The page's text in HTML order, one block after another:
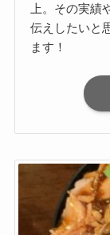
上。その実績
伝えしたいと
ます！